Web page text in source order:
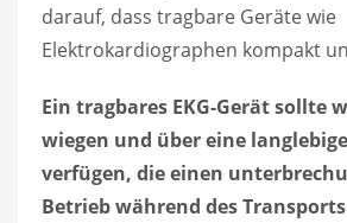
darauf, dass tragbare Geräte wie
Elektrokardiographen kompakt
Ein tragbares EKG-Gerät sollte
wiegen und über eine
verfügen, die einen
Betrieb während des Transports